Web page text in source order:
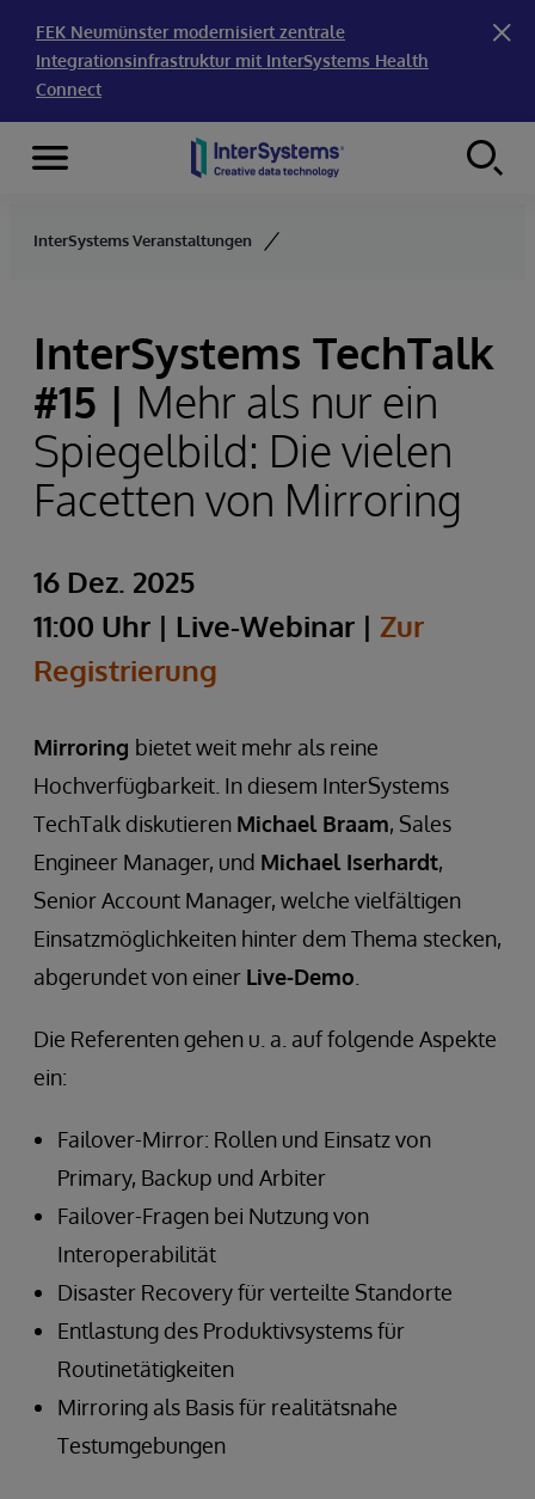
FEK Neumünster modernisiert zentrale
Integrationsinfrastruktur mit InterSystems Health
Connect
Skip to content
Menu
InterSystems Veranstaltungen
InterSystems TechTalk
#15 | Mehr als nur ein
Spiegelbild: Die vielen
Facetten von Mirroring
16 Dez. 2025
11:00 Uhr | Live-Webinar | Zur
Registrierung
Mirroring bietet weit mehr als reine
Hochverfügbarkeit. In diesem InterSystems
TechTalk diskutieren Michael Braam, Sales
Engineer Manager, und Michael Iserhardt,
Senior Account Manager, welche vielfältigen
Einsatzmöglichkeiten hinter dem Thema stecken,
abgerundet von einer Live-Demo
Die Referenten gehen u. a. auf folgende Aspekte
ein:
Failover-Mirror: Rollen und Einsatz von
Primary, Backup und Arbiter
Failover-Fragen bei Nutzung von
Interoperabilität
Disaster Recovery für verteilte Standorte
Entlastung des Produktivsystems für
Routinetätigkeiten
Mirroring als Basis für realitätsnahe
Testumgebungen